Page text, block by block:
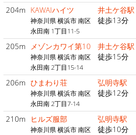
204m KAWAIハイツ
神奈川県 横浜市 南区
永田南 1丁目11-5
井土ケ谷駅
徒歩13分
205m メゾンカワイ第10
神奈川県 横浜市 南区
永田南 2丁目15-14
井土ケ谷駅
徒歩15分
206m ひまわり荘
神奈川県 横浜市 南区
永田南 2丁目7-14
弘明寺駅
徒歩12分
210m ヒルズ服部
神奈川県 横浜市 南区
弘明寺駅
徒歩10分